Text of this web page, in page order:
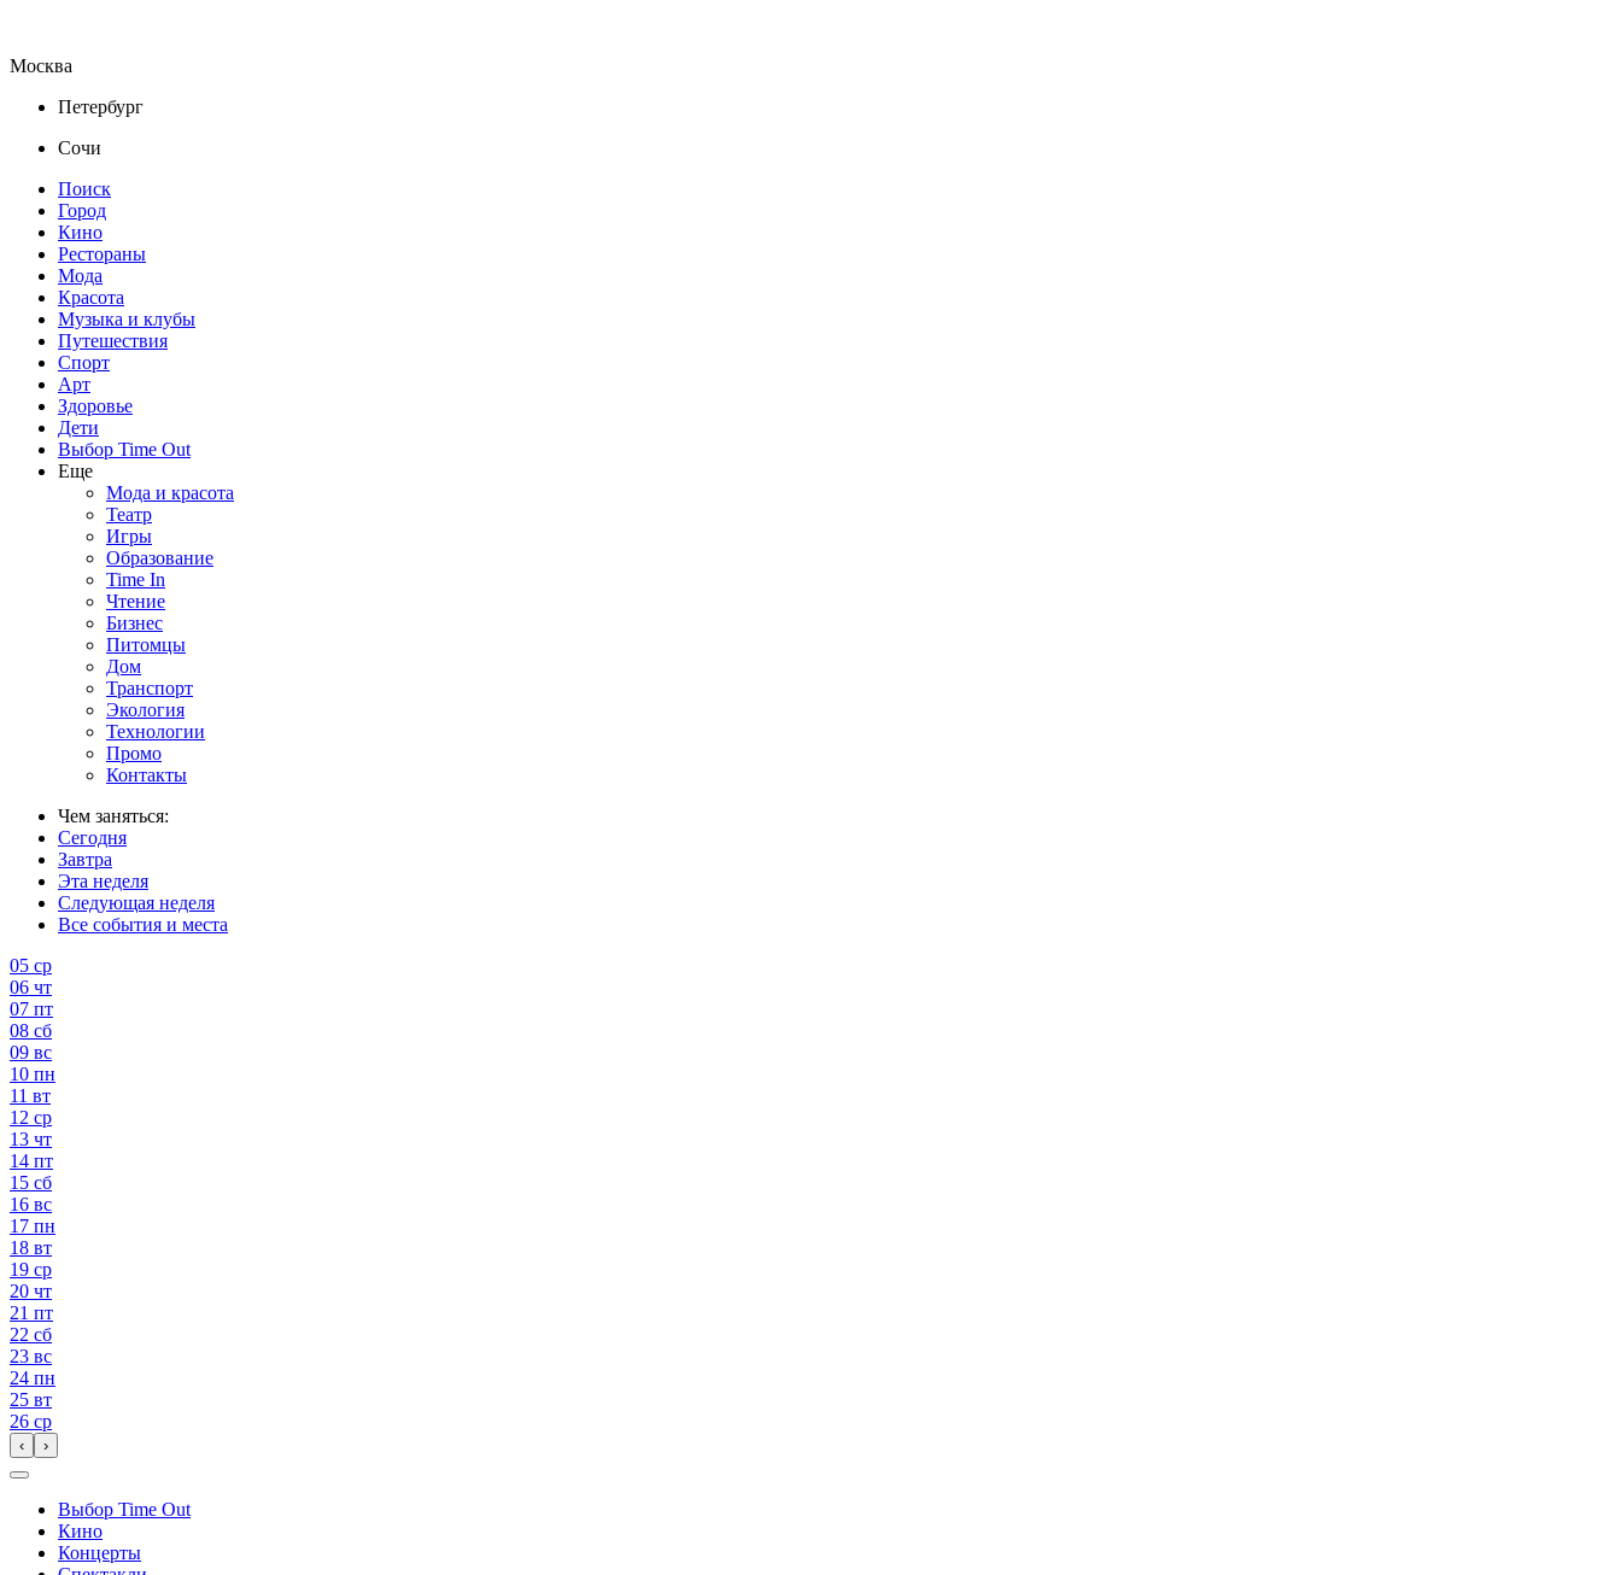
Москва
Петербург
Сочи
Поиск
Город
Кино
Рестораны
Мода
Красота
Музыка и клубы
Путешествия
Спорт
Арт
Здоровье
Дети
Выбор Time Out
Еще
Мода и красота
Театр
Игры
Образование
Time In
Чтение
Бизнес
Питомцы
Дом
Транспорт
Экология
Технологии
Промо
Контакты
Чем заняться:
Сегодня
Завтра
Эта неделя
Следующая неделя
Все события и места
05 ср
06 чт
07 пт
08 сб
09 вс
10 пн
11 вт
12 ср
13 чт
14 пт
15 сб
16 вс
17 пн
18 вт
19 ср
20 чт
21 пт
22 сб
23 вс
24 пн
25 вт
26 ср
‹ ›
Выбор Time Out
Кино
Концерты